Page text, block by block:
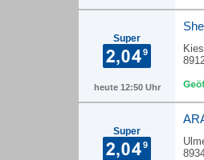
Super
heute 12:50 Uhr
Super